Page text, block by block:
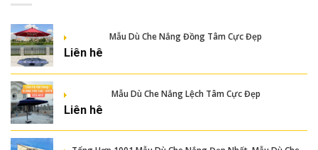
Mẫu Dù Che Nắng Đồng Tâm Cực Đẹp
Liên hê
Mẫu Dù Che Nắng Lệch Tâm Cực Đẹp
Liên hê